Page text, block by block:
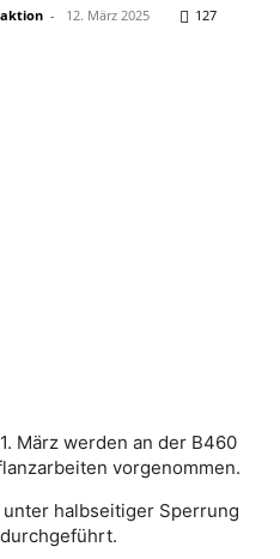
- 12. März 2025 127
März werden an der B460
vorgenommen.
halbseitiger Sperrung